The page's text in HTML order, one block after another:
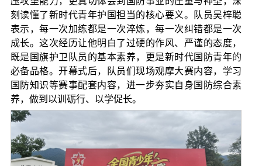
刻读懂了新时代青年护国担当的核心要义。队员吴梓聪
表示，每一次加练都是一次淬炼，每一次纠错都是一次
成长。这次经历让他明白了过硬的作风、严谨的态度，
既是国旗护卫队员的基本素养，更是新时代国防青年的
必备品格。开幕式后，队员们现场观摩大赛内容，学习
国防知识等赛事配套内容，进一步夯实自身国防综合素
养，做到以训砺行、以学促长。